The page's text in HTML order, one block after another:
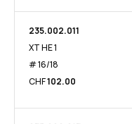
235.002.011​
XT HE 1
# 16/18
CHF102.00